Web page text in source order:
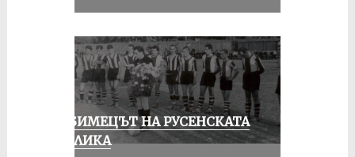
ЛЮБИМЕЦЪТ НА РУСЕНСКАТА
ПУБЛИКА